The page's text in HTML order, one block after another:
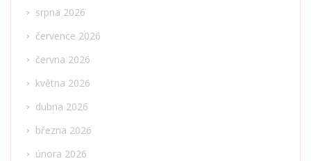
srpna 2026
července 2026
června 2026
května 2026
dubna 2026
března 2026
února 2026